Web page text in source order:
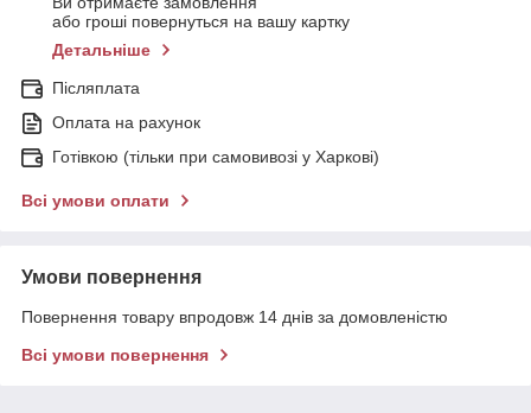
або гроші повернуться на вашу картку
Детальніше
Післяплата
Оплата на рахунок
Готівкою (тільки при самовивозі у Харкові)
Всі умови оплати
Умови повернення
Повернення товару впродовж 14 днів за домовленістю
Всі умови повернення